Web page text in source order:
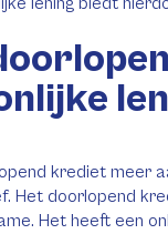
krediet meer
Het doorlopend
Het heeft een